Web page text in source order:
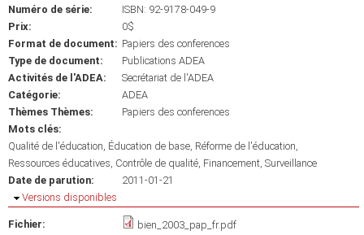
Numéro de série:
ISBN: 92-9178-049-9
Prix:
0$
Format de document: Papiers des conferences
Type de document:
Publications ADEA
Activités de l'ADEA:
Secrétariat de l'ADEA
Catégorie:
ADEA
Thèmes Thèmes:
Papiers des conferences
Mots clés:
Qualité de l'éducation Éducation de base Réforme de l'éducation
Ressources éducatives Contrôle de qualité Financement Surveillance
Date de parution:
2011-01-21
Masquer
Versions disponibles
Fichier:
bien_2003_pap_fr.pdf